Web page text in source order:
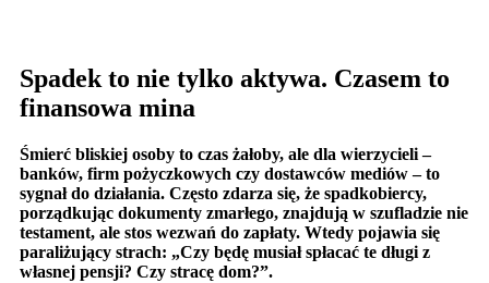
Spadek to nie tylko aktywa. Czasem to
finansowa mina
Śmierć bliskiej osoby to czas żałoby, ale dla wierzycieli –
banków, firm pożyczkowych czy dostawców mediów – to
sygnał do działania. Często zdarza się, że spadkobiercy,
porządkując dokumenty zmarłego, znajdują w szufladzie nie
testament, ale stos wezwań do zapłaty. Wtedy pojawia się
paraliżujący strach: „Czy będę musiał spłacać te długi z
własnej pensji? Czy stracę dom?”.